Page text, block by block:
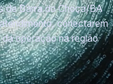
de Barra do Choça/BA
conectarem
operação na região